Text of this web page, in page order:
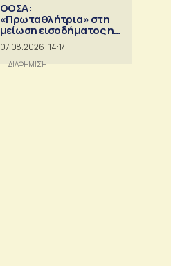
ΟΟΣΑ:
«Πρωταθλήτρια» στη
μείωση εισοδήματος η
Ελλάδα
07.08.2026 | 14:17